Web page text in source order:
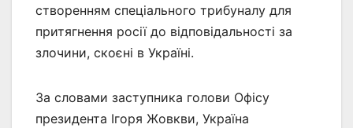
створенням спеціального трибуналу для
притягнення росії до відповідальності за
злочини, скоєні в Україні.
За словами заступника голови Офісу
президента Ігоря Жовкви, Україна